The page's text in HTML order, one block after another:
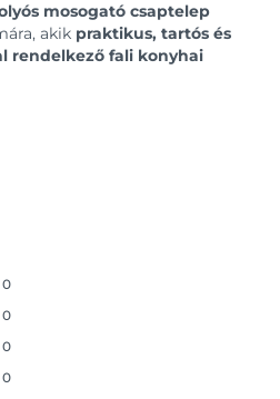
mosogató csaptelep
akik praktikus, tartós és
rendelkező fali konyhai
0
0
0
0